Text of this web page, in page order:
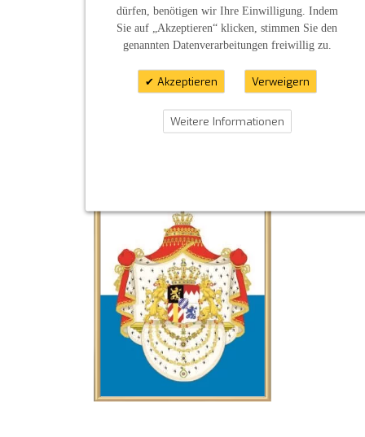
dürfen, benötigen wir Ihre Einwilligung. Indem
Sie auf „Akzeptieren“ klicken, stimmen Sie den
genannten Datenverarbeitungen freiwillig zu.
Akzeptieren Verweigern
Weitere Informationen